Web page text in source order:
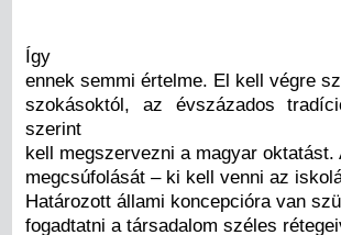
Így
ennek semmi értelme. El kell végre
szokásoktól, az évszázados
szerint
kell megszervezni a magyar
megcsúfolását – ki kell venni az
Határozott állami koncepcióra van
fogadtatni a társadalom széles